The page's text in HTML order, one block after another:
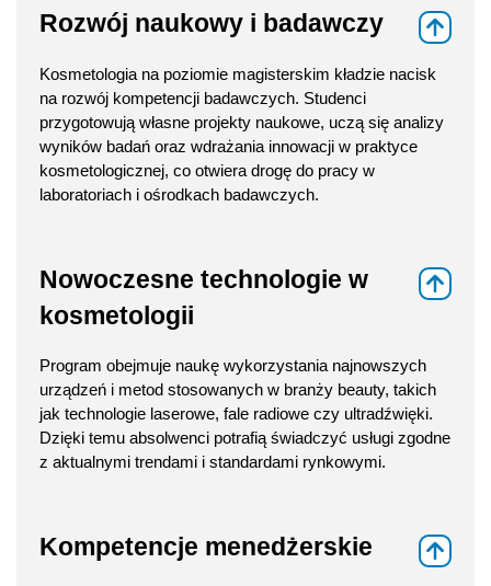
Rozwój naukowy i badawczy
Kosmetologia na poziomie magisterskim kładzie nacisk
na rozwój kompetencji badawczych. Studenci
przygotowują własne projekty naukowe, uczą się analizy
wyników badań oraz wdrażania innowacji w praktyce
kosmetologicznej, co otwiera drogę do pracy w
laboratoriach i ośrodkach badawczych.
Nowoczesne technologie w
kosmetologii
Program obejmuje naukę wykorzystania najnowszych
urządzeń i metod stosowanych w branży beauty, takich
jak technologie laserowe, fale radiowe czy ultradźwięki.
Dzięki temu absolwenci potrafią świadczyć usługi zgodne
z aktualnymi trendami i standardami rynkowymi.
Kompetencje menedżerskie